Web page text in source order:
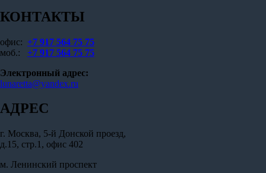
КОНТАКТЫ
офис: +7 917 564 75 75
моб.: +7 917 564 75 75
Электронный адрес:
lunaretta@yandex.ru
АДРЕС
г. Москва, 5-й Донской проезд,
д.15, стр.1, офис 402
м. Ленинский проспект